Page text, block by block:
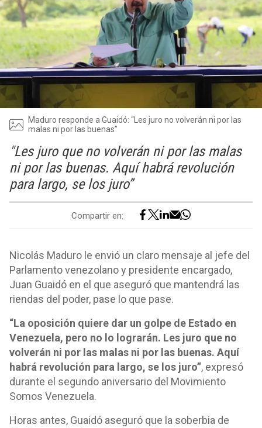
Maduro responde a Guaidó: “Les juro no volverán ni por las
malas ni por las buenas”
"Les juro que no volverán ni por las malas
ni por las buenas. Aquí habrá revolución
para largo, se los juro”
Compartir en:
Nicolás Maduro le envió un claro mensaje al jefe del
Parlamento venezolano y presidente encargado,
Juan Guaidó en el que aseguró que mantendrá las
riendas del poder, pase lo que pase.
“La oposición quiere dar un golpe de Estado en
Venezuela, pero no lo lograrán. Les juro que no
volverán ni por las malas ni por las buenas. Aquí
habrá revolución para largo, se los juro”, expresó
durante el segundo aniversario del Movimiento
Somos Venezuela.
Horas antes, Guaidó aseguró que la soberbia de